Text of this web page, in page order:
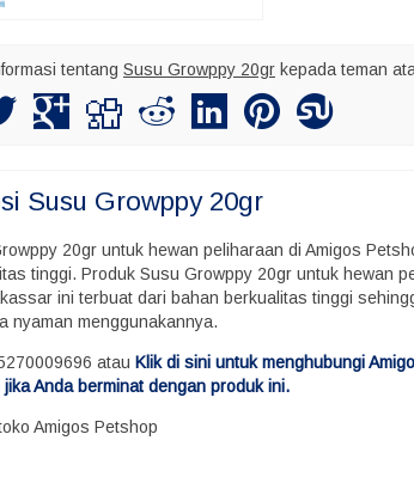
tentang Susu Growppy 20gr kepada teman
Susu Growppy 20gr
20gr untuk hewan peliharaan di Amigos
tinggi. Produk Susu Growppy 20gr untuk hewan
ini terbuat dari bahan berkualitas tinggi
nyaman menggunakannya.
atau Klik di sini untuk menghubungi
Anda berminat dengan produk ini.
Amigos Petshop